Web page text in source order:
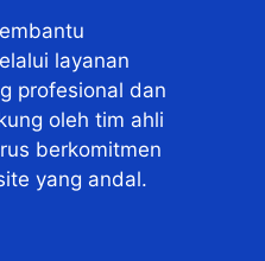
layanan
profesional dan
oleh tim ahli
berkomitmen
yang andal.